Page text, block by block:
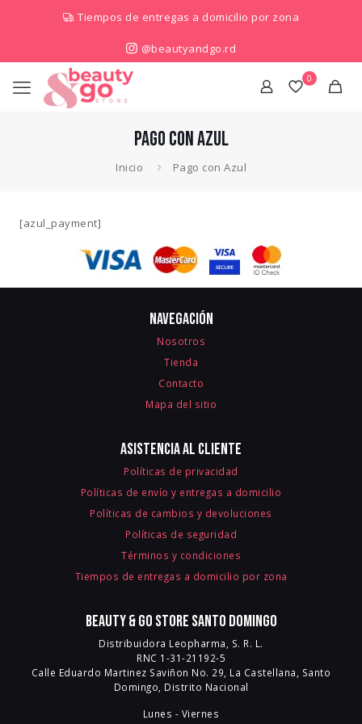
Tiempos de entregas a domicilio por zona
@beautyandgo.rd
0
Pago con Azul
Inicio Pago con Azul
[azul_payment]
Navegación
Nosotros
Tienda
Contacto
Mapa del sitio
Asistencia al cliente
Políticas de privacidad
Políticas de envío y entregas a domicilio
Políticas de cambios y devoluciones
Políticas de seguridad
Términos y condiciones
Tiempos de entregas a domicilio por zona
Beauty & Go Store Santo Domingo
Distribuidora Leopharma, S. R. L.
RNC 1-31-21192-5
Calle Eduardo Martinez Saviñon No. 29, La Castellana, Santo
Domingo, Distrito Nacional
Lunes - Viernes